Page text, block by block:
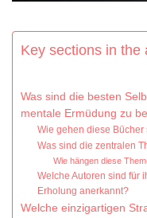
Key sections in the
Was sind die besten
mentale Ermüdung zu
Wie gehen diese
Was sind die zentralen
Wie hängen diese
Welche Autoren sind für
Erholung anerkannt?
Welche einzigartigen